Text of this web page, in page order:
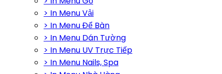
> In Menu Vải
> In Menu Để Bàn
> In Menu Dán Tường
> In Menu UV Trực Tiếp
> In Menu Nails, Spa